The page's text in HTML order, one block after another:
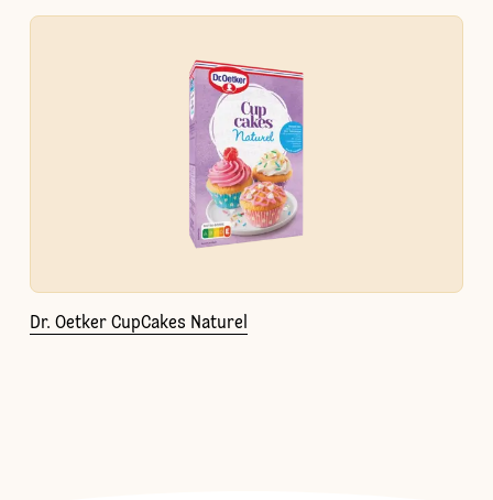
Dr. Oetker CupCakes Naturel